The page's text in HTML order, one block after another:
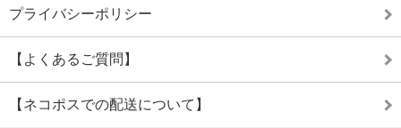
プライバシーポリシー
【よくあるご質問】
【ネコポスでの配送について】